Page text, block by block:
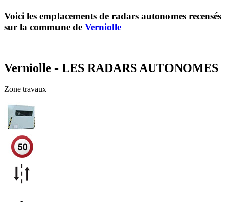
Voici les emplacements de radars autonomes recensés
sur la commune de Verniolle
Verniolle - LES RADARS AUTONOMES
Zone travaux
-